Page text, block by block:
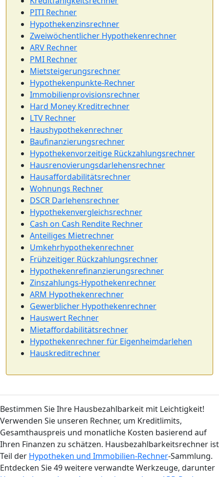
PITI Rechner
Hypothekenzinsrechner
Zweiwöchentlicher Hypothekenrechner
ARV Rechner
PMI Rechner
Mietsteigerungsrechner
Hypothekenpunkte-Rechner
Immobilienprovisionsrechner
Hard Money Kreditrechner
LTV Rechner
Haushypothekenrechner
Baufinanzierungsrechner
Hypothekenvorzeitige Rückzahlungsrechner
Hausrenovierungsdarlehensrechner
Hausaffordabilitätsrechner
Wohnungs Rechner
DSCR Darlehensrechner
Hypothekenvergleichsrechner
Cash on Cash Rendite Rechner
Anteiliges Mietrechner
Umkehrhypothekenrechner
Frühzeitiger Rückzahlungsrechner
Hypothekenrefinanzierungsrechner
Zinszahlungs-Hypothekenrechner
ARM Hypothekenrechner
Gewerblicher Hypothekenrechner
Hauswert Rechner
Mietaffordabilitätsrechner
Hypothekenrechner für Eigenheimdarlehen
Hauskreditrechner
Bestimmen Sie Ihre Hausbezahlbarkeit mit Leichtigkeit!
Verwenden Sie unseren Rechner, um Kreditlimits,
Gesamthauspreis und monatliche Kosten basierend auf
Ihren Finanzen zu schätzen. Hausbezahlbarkeitsrechner ist
Teil der Hypotheken und Immobilien-Rechner-Sammlung.
Entdecken Sie 49 weitere verwandte Werkzeuge, darunter